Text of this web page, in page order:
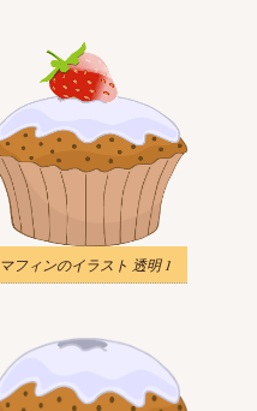
マフィンのイラスト 透明 1